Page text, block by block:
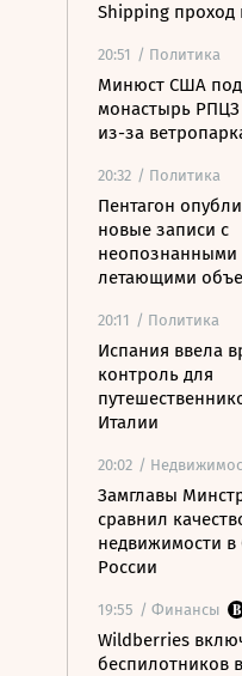
Shipping
20:51 / Политика
Минюст США
монастырь
из-за
20:32 / Политика
Пентагон
новые записи с
неопознанными
летающими
20:11 / Политика
Испания ввела
контроль для
Италии
20:02 /
Замглавы
сравнил
недвижимости
России
19:55 / Финансы
Wildberries
беспилотников в